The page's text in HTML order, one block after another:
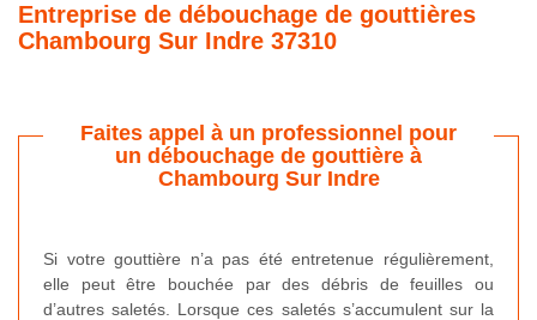
Entreprise de débouchage de gouttières
Chambourg Sur Indre 37310
Faites appel à un professionnel pour
un débouchage de gouttière à
Chambourg Sur Indre
Si votre gouttière n’a pas été entretenue régulièrement,
elle peut être bouchée par des débris de feuilles ou
d’autres saletés. Lorsque ces saletés s’accumulent sur la